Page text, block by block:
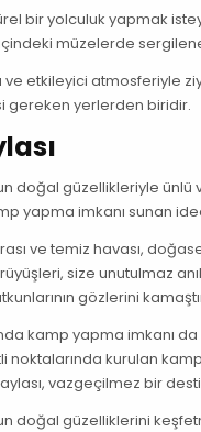
bir yolculuk yapmak
müzelerde
ve etkileyici atmosferiyle
gereken yerlerden biridir.
doğal güzellikleriyle
yapma imkanı sunan
ve temiz havası,
size unutulmaz
gözlerini
kamp yapma imkanı
noktalarında kurulan
vazgeçilmez bir
doğal güzelliklerini